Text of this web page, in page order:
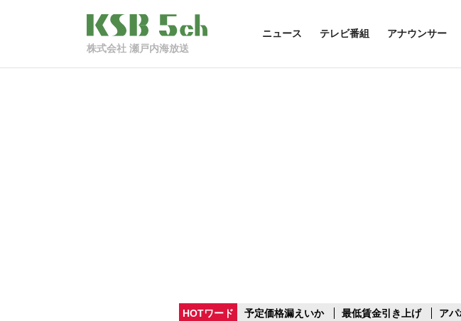
株式会社 瀬戸内海放送
ニュース テレビ番組 アナウンサー
HOTワード 予定価格漏えいか 最低賃金引き上げ ア